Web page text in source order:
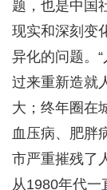
题，也是中国
现实和深刻变
异化的问题。
过来重新造就
大；终年圈在
血压病、肥胖
市严重摧残了
从1980年代一